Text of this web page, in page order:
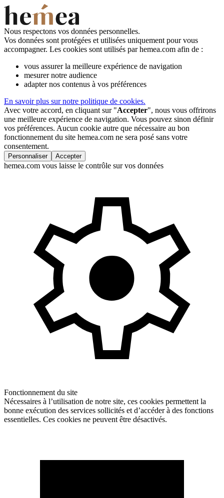
Nous respectons vos données personnelles.
Vos données sont protégées et utilisées uniquement pour vous
accompagner. Les cookies sont utilisés par hemea.com afin de :
vous assurer la meilleure expérience de navigation
mesurer notre audience
adapter nos contenus à vos préférences
En savoir plus sur notre politique de cookies.
Avec votre accord, en cliquant sur "Accepter", nous vous offrirons
une meilleure expérience de navigation. Vous pouvez sinon définir
vos préférences. Aucun cookie autre que nécessaire au bon
fonctionnement du site hemea.com ne sera posé sans votre
consentement.
Personnaliser Accepter
hemea.com vous laisse le contrôle sur vos données
Fonctionnement du site
Nécessaires à l’utilisation de notre site, ces cookies permettent la
bonne exécution des services sollicités et d’accéder à des fonctions
essentielles. Ces cookies ne peuvent être désactivés.